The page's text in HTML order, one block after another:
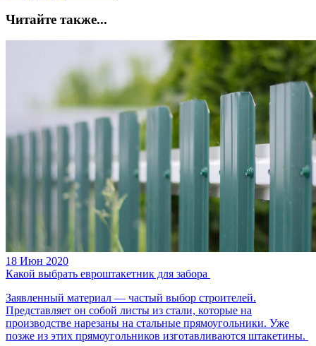
Читайте также...
18 Июн 2020
Какой выбрать евроштакетник для забора
Заявленный материал — частый выбор строителей.
Представляет он собой листы из стали, которые на
производстве нарезаны на стальные прямоугольники. Уже
позже из этих прямоугольников изготавливаются штакетины.